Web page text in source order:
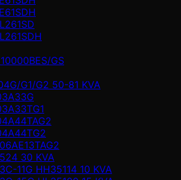
GS
G1/G2 50-81 KVA
30 KVA
11G HH35114 10 KVA